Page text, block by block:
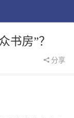
书房”？
分享